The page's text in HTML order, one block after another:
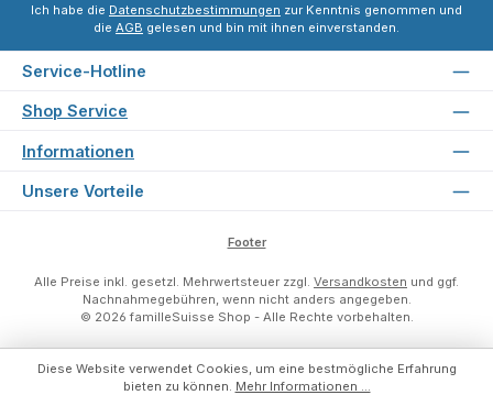
Ich habe die Datenschutzbestimmungen zur Kenntnis genommen und
die AGB gelesen und bin mit ihnen einverstanden.
Service-Hotline
Shop Service
Informationen
Unsere Vorteile
Footer
Alle Preise inkl. gesetzl. Mehrwertsteuer zzgl. Versandkosten und ggf.
Nachnahmegebühren, wenn nicht anders angegeben.
© 2026 familleSuisse Shop - Alle Rechte vorbehalten.
Diese Website verwendet Cookies, um eine bestmögliche Erfahrung
bieten zu können. Mehr Informationen ...